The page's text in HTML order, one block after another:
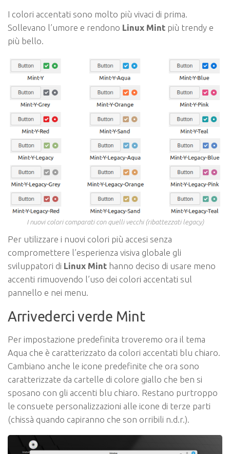
I colori accentati sono molto più vivaci di prima.
Sollevano l’umore e rendono Linux Mint più trendy e
più bello.
I nuovi colori comparati con quelli vecchi (ribattezzati legacy)
Per utilizzare i nuovi colori più accesi senza
compromettere l’esperienza visiva globale gli
sviluppatori di Linux Mint hanno deciso di usare meno
accenti rimuovendo l’uso dei colori accentati sul
pannello e nei menu.
Arrivederci verde Mint
Per impostazione predefinita troveremo ora il tema
Aqua che è caratterizzato da colori accentati blu chiaro.
Cambiano anche le icone predefinite che ora sono
caratterizzate da cartelle di colore giallo che ben si
sposano con gli accenti blu chiaro. Restano purtroppo
le consuete personalizzazioni alle icone di terze parti
(chissà quando capiranno che son orribili n.d.r.).